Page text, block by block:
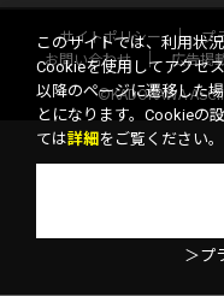
サイトポリシー プ
お問い合わせ
広告掲
©KADOKAWA
このサイトでは、利用状
Cookieを使用してアクセ
以降のページに遷移した
とになります。Cookieの
ては詳細 をご覧ください。
＞プ